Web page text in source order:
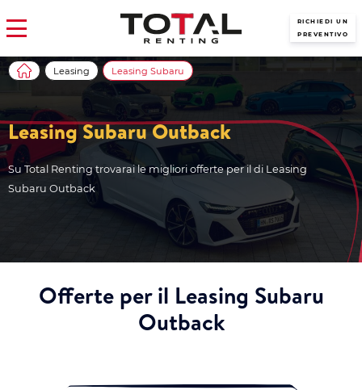
RICHIEDI UN
PREVENTIVO
Leasing Subaru Outback
Su Total Renting trovarai le migliori offerte per il di Leasing
Subaru Outback
Leasing Leasing Subaru
Offerte per il Leasing Subaru
Outback